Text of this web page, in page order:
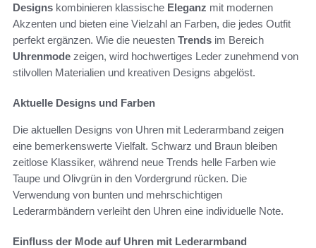
Designs kombinieren klassische Eleganz mit modernen
Akzenten und bieten eine Vielzahl an Farben, die jedes Outfit
perfekt ergänzen. Wie die neuesten Trends im Bereich
Uhrenmode zeigen, wird hochwertiges Leder zunehmend von
stilvollen Materialien und kreativen Designs abgelöst.
Aktuelle Designs und Farben
Die aktuellen Designs von Uhren mit Lederarmband zeigen
eine bemerkenswerte Vielfalt. Schwarz und Braun bleiben
zeitlose Klassiker, während neue Trends helle Farben wie
Taupe und Olivgrün in den Vordergrund rücken. Die
Verwendung von bunten und mehrschichtigen
Lederarmbändern verleiht den Uhren eine individuelle Note.
Einfluss der Mode auf Uhren mit Lederarmband